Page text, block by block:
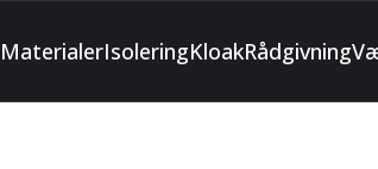
MaterialerIsoleringKloakRådgivning